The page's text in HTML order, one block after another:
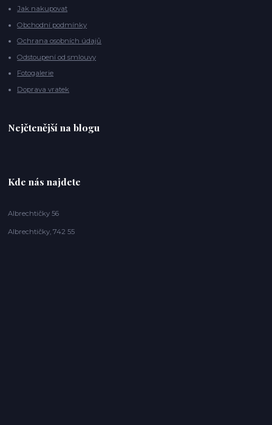
Jak nakupovat
Obchodní podmínky
Ochrana osobních údajů
Odstoupení od smlouvy
Fotogalerie
Doprava vratek
Nejčtenější na blogu
Kde nás najdete
Albrechtičky 56
Albrechtičky, 742 55